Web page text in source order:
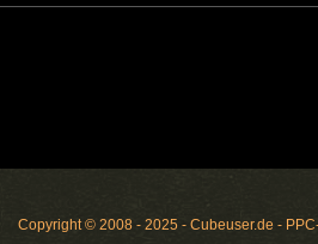
Copyright © 2008 - 2025 - Cubeuser.de -